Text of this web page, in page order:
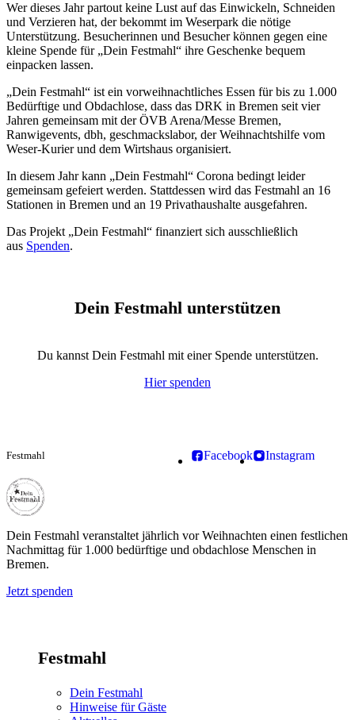
Wer dieses Jahr partout keine Lust auf das Einwickeln, Schneiden
und Verzieren hat, der bekommt im Weserpark die nötige
Unterstützung. Besucherinnen und Besucher können gegen eine
kleine Spende für „Dein Festmahl“ ihre Geschenke bequem
einpacken lassen.
„Dein Festmahl“ ist ein vorweihnachtliches Essen für bis zu 1.000
Bedürftige und Obdachlose, dass das DRK in Bremen seit vier
Jahren gemeinsam mit der ÖVB Arena/Messe Bremen,
Ranwigevents, dbh, geschmackslabor, der Weihnachtshilfe vom
Weser-Kurier und dem Wirtshaus organisiert.
In diesem Jahr kann „Dein Festmahl“ Corona bedingt leider
gemeinsam gefeiert werden. Stattdessen wird das Festmahl an 16
Stationen in Bremen und an 19 Privathaushalte ausgefahren.
Das Projekt „Dein Festmahl“ finanziert sich ausschließlich
aus Spenden.
Dein Festmahl unterstützen
Du kannst Dein Festmahl mit einer Spende unterstützen.
Hier spenden
Festmahl Facebook Instagram
Dein Festmahl
Dein Festmahl veranstaltet jährlich vor Weihnachten einen festlichen
Nachmittag für 1.000 bedürftige und obdachlose Menschen in
Bremen.
Jetzt spenden
Festmahl
Dein Festmahl
Hinweise für Gäste